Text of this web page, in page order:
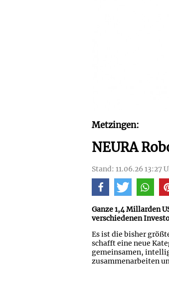
Metzingen:
NEURA
Stand: 11.06.26 13:27
Ganze 1,4 Millarden
verschiedenen
Es ist die bisher
schafft eine neue
gemeinsamen,
zusammenarbeiten